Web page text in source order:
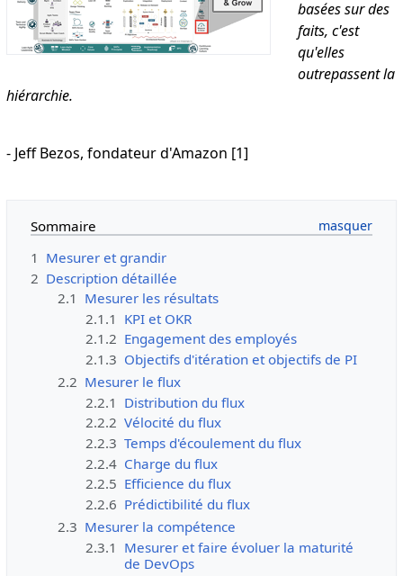
basées sur des
faits, c'est
qu'elles
outrepassent la
hiérarchie.
- Jeff Bezos, fondateur d'Amazon [1]
Sommaire
1 Mesurer et grandir
2 Description détaillée
2.1 Mesurer les résultats
2.1.1 KPI et OKR
2.1.2 Engagement des employés
2.1.3 Objectifs d'itération et objectifs de PI
2.2 Mesurer le flux
2.2.1 Distribution du flux
2.2.2 Vélocité du flux
2.2.3 Temps d'écoulement du flux
2.2.4 Charge du flux
2.2.5 Efficience du flux
2.2.6 Prédictibilité du flux
2.3 Mesurer la compétence
2.3.1 Mesurer et faire évoluer la maturité
de DevOps